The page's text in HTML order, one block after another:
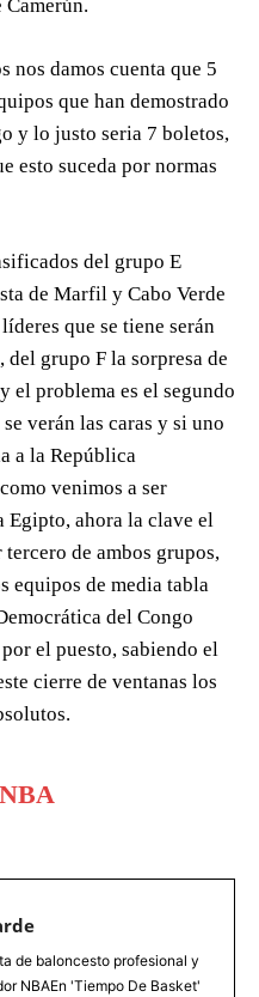
nos damos cuenta que 5
que han demostrado
y lo justo seria 7 boletos,
esto suceda por normas
del grupo E
de Marfil y Cabo Verde
que se tiene serán
del grupo F la sorpresa de
el problema es el segundo
verán las caras y si uno
a la República
venimos a ser
Egipto, ahora la clave el
de ambos grupos,
equipos de media tabla
del Congo
el puesto, sabiendo el
cierre de ventanas los
de baloncesto profesional y
NBAEn 'Tiempo De Basket'